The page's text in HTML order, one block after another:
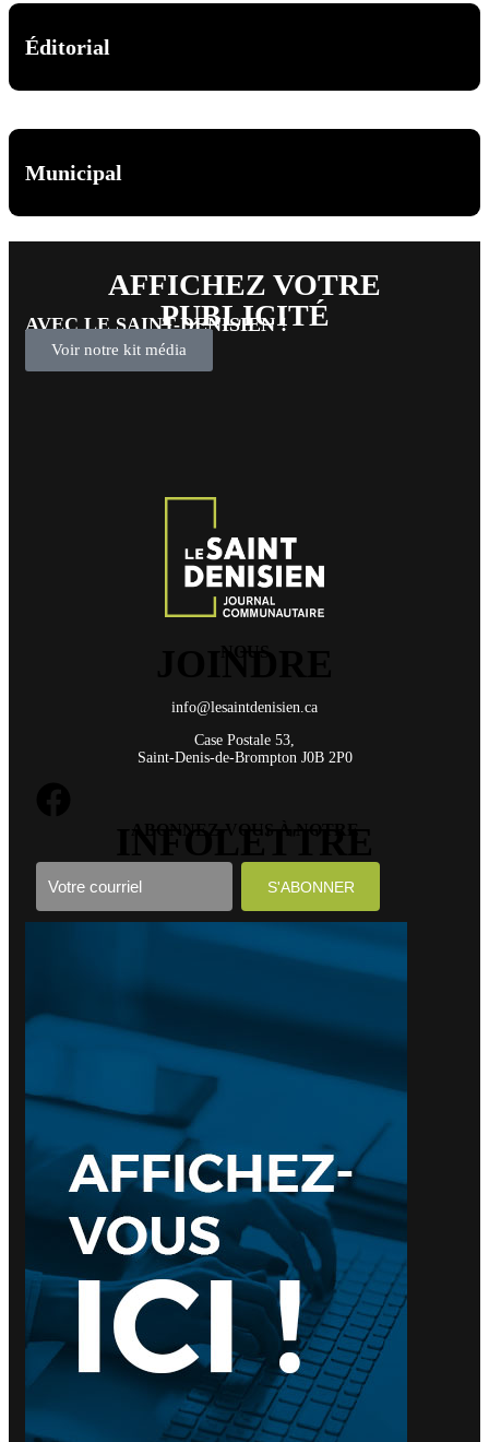
Éditorial
Municipal
AFFICHEZ VOTRE
PUBLICITÉ
AVEC LE SAINT-DENISIEN !
Voir notre kit média
info@lesaintdenisien.ca
Case Postale 53,
Saint-Denis-de-Brompton J0B 2P0